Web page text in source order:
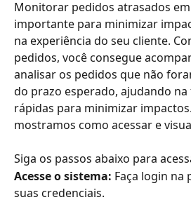
Monitorar pedidos atrasados
importante para minimizar
na experiência do seu cliente.
pedidos, você consegue
analisar os pedidos que não
do prazo esperado, ajudando
rápidas para minimizar
mostramos como acessar e
Siga os passos abaixo para
Acesse o sistema: Faça login na
suas credenciais.